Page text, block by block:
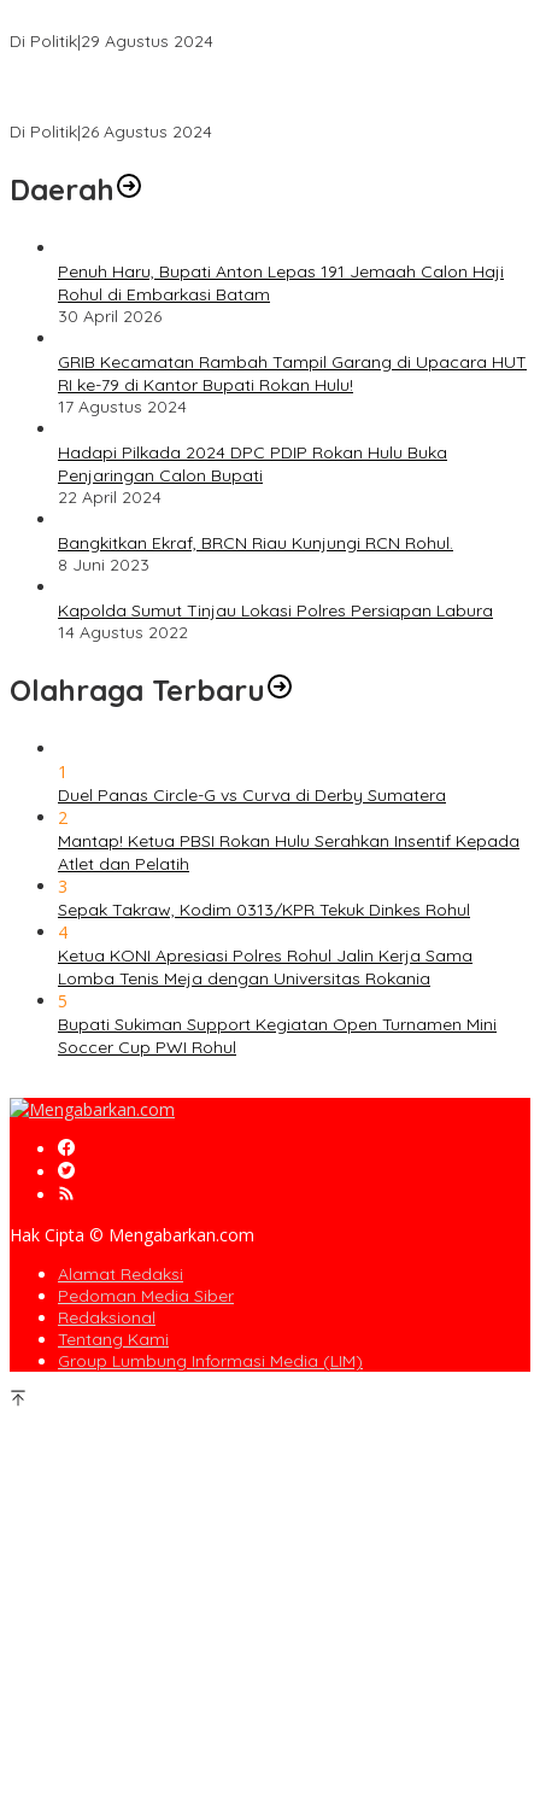
Di Politik|29 Agustus 2024
Di Politik|26 Agustus 2024
Daerah
Penuh Haru, Bupati Anton Lepas 191 Jemaah Calon Haji
Rohul di Embarkasi Batam
30 April 2026
GRIB Kecamatan Rambah Tampil Garang di Upacara HUT
RI ke-79 di Kantor Bupati Rokan Hulu!
17 Agustus 2024
Hadapi Pilkada 2024 DPC PDIP Rokan Hulu Buka
Penjaringan Calon Bupati
22 April 2024
Bangkitkan Ekraf, BRCN Riau Kunjungi RCN Rohul.
8 Juni 2023
Kapolda Sumut Tinjau Lokasi Polres Persiapan Labura
14 Agustus 2022
Olahraga Terbaru
1
Duel Panas Circle-G vs Curva di Derby Sumatera
2
Mantap! Ketua PBSI Rokan Hulu Serahkan Insentif Kepada
Atlet dan Pelatih
3
Sepak Takraw, Kodim 0313/KPR Tekuk Dinkes Rohul
4
Ketua KONI Apresiasi Polres Rohul Jalin Kerja Sama
Lomba Tenis Meja dengan Universitas Rokania
5
Bupati Sukiman Support Kegiatan Open Turnamen Mini
Soccer Cup PWI Rohul
Hak Cipta © Mengabarkan.com
Alamat Redaksi
Pedoman Media Siber
Redaksional
Tentang Kami
Group Lumbung Informasi Media (LIM)